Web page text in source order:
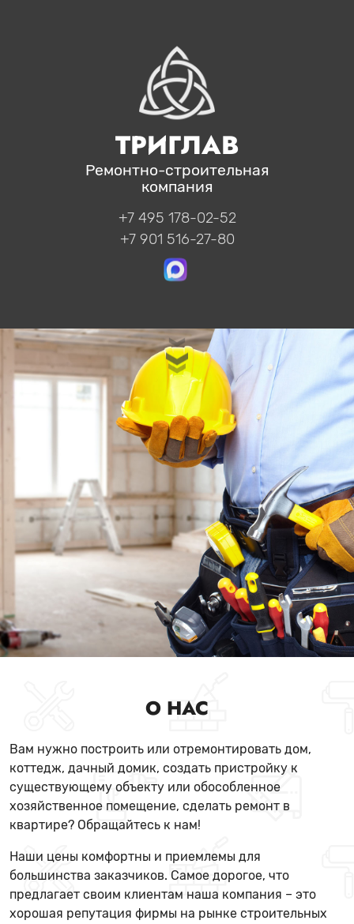
ТРИГЛАВ
Ремонтно-строительная
компания
+7 495 178-02-52
+7 901 516-27-80
О НАС
Вам нужно построить или отремонтировать дом,
коттедж, дачный домик, создать пристройку к
существующему объекту или обособленное
хозяйственное помещение, сделать ремонт в
квартире? Обращайтесь к нам!
Наши цены комфортны и приемлемы для
большинства заказчиков. Самое дорогое, что
предлагает своим клиентам наша компания – это
хорошая репутация фирмы на рынке строительных